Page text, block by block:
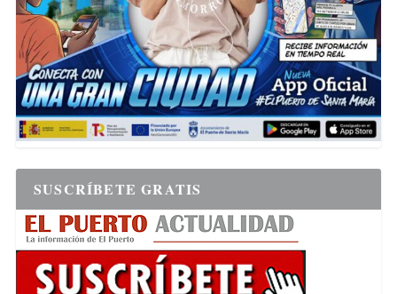
SUSCRÍBETE GRATIS